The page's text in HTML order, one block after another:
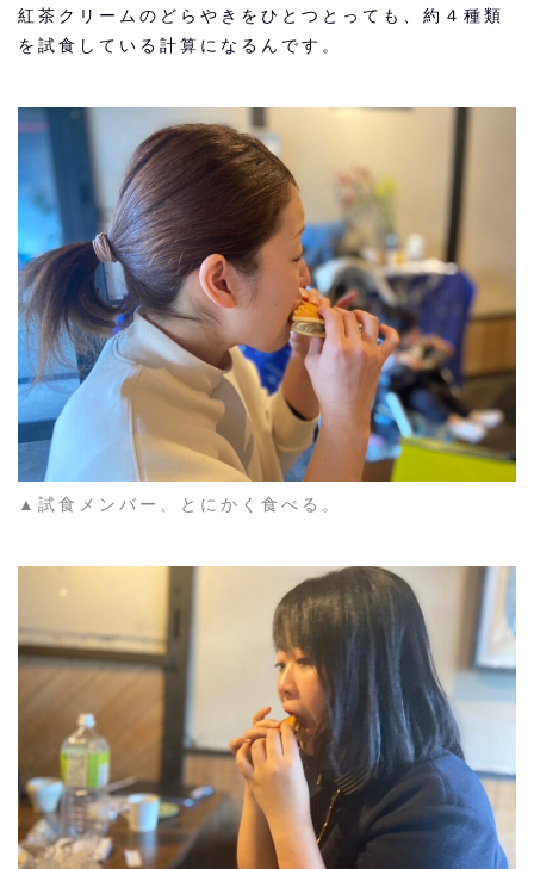
紅茶クリームのどらやきをひとつとっても、約４種類
を試食している計算になるんです。
▲試食メンバー、とにかく食べる。